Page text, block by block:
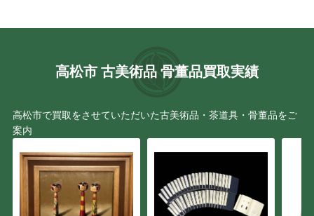
高松市 古美術品 骨董品買取実績
高松市で買取をさせていただいた古美術品・茶道具・骨董品をご
案内